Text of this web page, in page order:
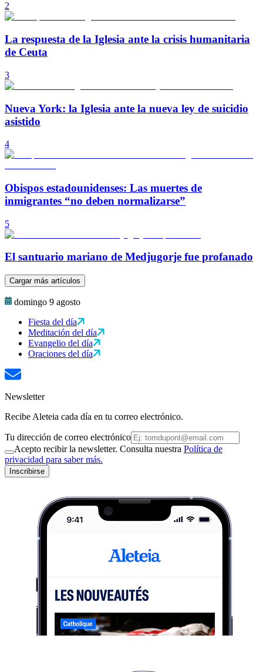
2
La respuesta de la Iglesia ante la crisis humanitaria
de Ceuta
3
Nueva York: la Iglesia ante la nueva ley de suicidio
asistido
4
Obispos estadounidenses: Las muertes de
inmigrantes “no deben normalizarse”
5
El santuario mariano de Medjugorje fue profanado
Cargar más artículos
domingo 9 agosto
Fiesta del día
Meditación del día
Evangelio del día
Oraciones del día
Newsletter
Recibe Aleteia cada día en tu correo electrónico.
Tu dirección de correo electrónico
Acepto recibir la newsletter. Consulta nuestra Política de
privacidad para saber más.
Inscribirse